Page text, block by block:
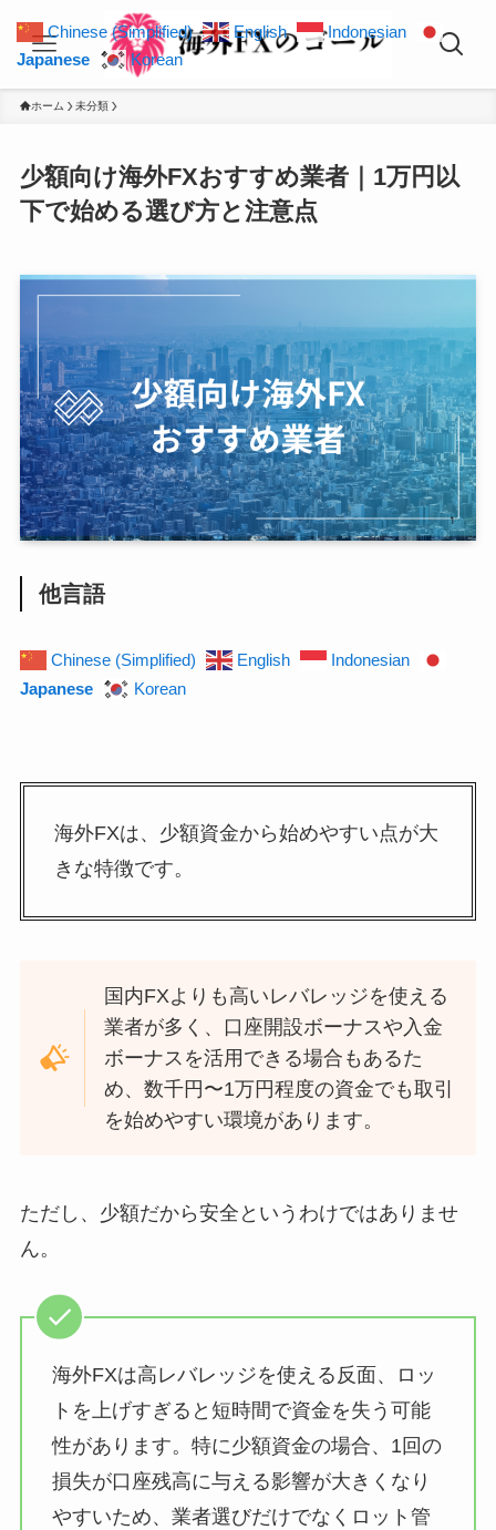
ホーム 未分類
少額向け海外FXおすすめ業者｜1万円以
下で始める選び方と注意点
他言語
Chinese (Simplified) English
Indonesian
Japanese
Korean
海外FXは、少額資金から始めやすい点が大
きな特徴です。
国内FXよりも高いレバレッジを使える
業者が多く、口座開設ボーナスや入金
ボーナスを活用できる場合もあるた
め、数千円〜1万円程度の資金でも取引
を始めやすい環境があります。
ただし、少額だから安全というわけではありませ
ん。
海外FXは高レバレッジを使える反面、ロッ
トを上げすぎると短時間で資金を失う可能
性があります。特に少額資金の場合、1回の
損失が口座残高に与える影響が大きくなり
やすいため、業者選びだけでなくロット管
Chinese (Simplified) English
Indonesian
Japanese
Korean